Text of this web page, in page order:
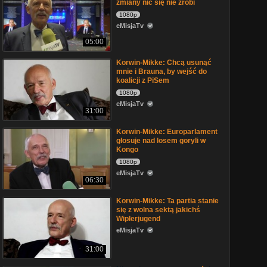
05:00
zmiany nic się nie zrobi
1080p
eMisjaTv
31:00
Korwin-Mikke: Chcą usunąć
mnie i Brauna, by wejść do
koalicji z PiSem
1080p
eMisjaTv
06:30
Korwin-Mikke: Europarlament
głosuje nad losem goryli w
Kongo
1080p
eMisjaTv
31:00
Korwin-Mikke: Ta partia stanie
się z wolna sektą jakichś
Wiplerjugend
eMisjaTv